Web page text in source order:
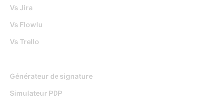
Vs Jira
Vs Flowlu
Vs Trello
Générateur de signature
Simulateur PDP